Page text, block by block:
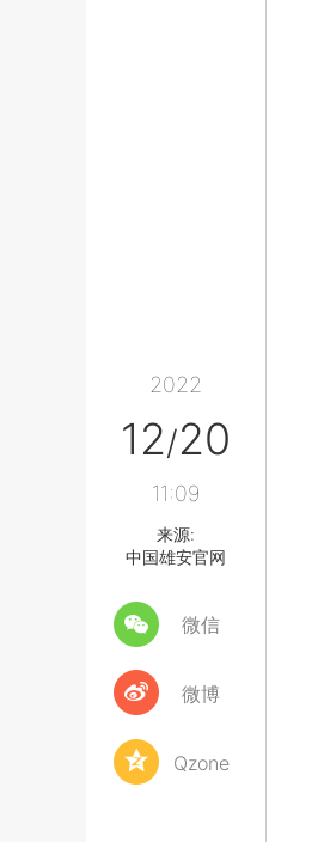
2022
12/20
11:09
来源:
中国雄安官网
微信
微博
Qzone